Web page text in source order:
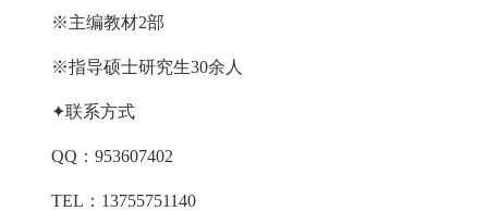
※主编教材2部
※指导硕士研究生30余人
✦联系方式
QQ：953607402
TEL：13755751140